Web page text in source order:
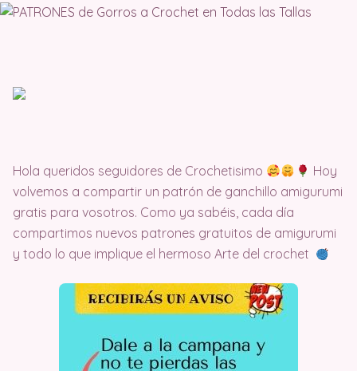
Hola queridos seguidores de Crochetisimo
Hoy
volvemos a compartir un patrón de ganchillo amigurumi
gratis para vosotros. Como ya sabéis, cada día
compartimos nuevos patrones gratuitos de amigurumi
y todo lo que implique el hermoso Arte del crochet